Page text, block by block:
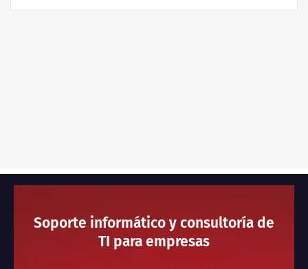
Soporte informático y consultoría de
TI para empresas